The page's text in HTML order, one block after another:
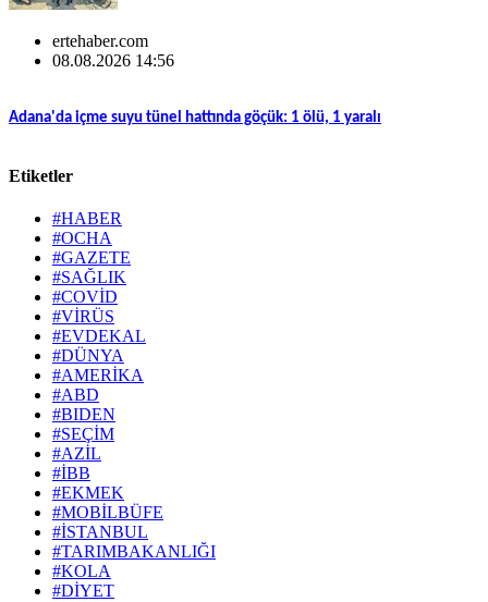
ertehaber.com
08.08.2026 14:56
Adana'da içme suyu tünel hattında göçük: 1 ölü, 1 yaralı
Etiketler
#HABER
#OCHA
#GAZETE
#SAĞLIK
#COVİD
#VİRÜS
#EVDEKAL
#DÜNYA
#AMERİKA
#ABD
#BIDEN
#SEÇİM
#AZİL
#İBB
#EKMEK
#MOBİLBÜFE
#İSTANBUL
#TARIMBAKANLIĞI
#KOLA
#DİYET